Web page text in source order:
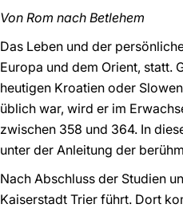
Von Rom nach Betlehem
Das Leben und der
Europa und dem Orient, statt.
heutigen Kroatien oder
üblich war, wird er im
zwischen 358 und 364. In
unter der Anleitung der
Nach Abschluss der Studien
Kaiserstadt Trier führt. Dort